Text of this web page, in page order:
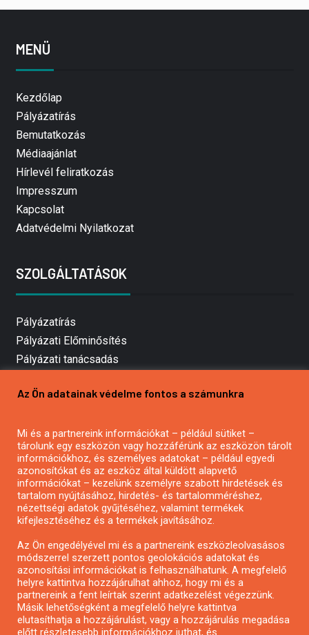
MENÜ
Kezdőlap
Pályázatírás
Bemutatkozás
Médiaajánlat
Hírlevél feliratkozás
Impresszum
Kapcsolat
Adatvédelmi Nyilatkozat
SZOLGÁLTATÁSOK
Pályázatírás
Pályázati Előminősítés
Pályázati tanácsadás
Mezőgazdasági pályázatírás
Pályázatírás civil szervezeteknek
Pályázatírás önkormányzatoknak
Pályázatfigyelés
Specifikus pályázatfigyelés vagy hírlevél
Pályázatok magánszemélyeknek
Pályázatok civil szervezeteknek
Pályázatok vállalkozásoknak
Az Ön adatainak védelme fontos a számunkra
Mi és a partnereink információkat – például sütiket –
tárolunk egy eszközön vagy hozzáférünk az eszközön tárolt
információkhoz, és személyes adatokat – például egyedi
azonosítókat és az eszköz által küldött alapvető
információkat – kezelünk személyre szabott hirdetések és
tartalom nyújtásához, hirdetés- és tartalomméréshez,
nézettségi adatok gyűjtéséhez, valamint termékek
kifejlesztéséhez és a termékek javításához.
Az Ön engedélyével mi és a partnereink eszközleolvasásos
módszerrel szerzett pontos geolokációs adatokat és
azonosítási információkat is felhasználhatunk. A megfelelő
helyre kattintva hozzájárulhat ahhoz, hogy mi és a
partnereink a fent leírtak szerint adatkezelést végezzünk.
Másik lehetőségként a megfelelő helyre kattintva
elutasíthatja a hozzájárulást, vagy a hozzájárulás megadása
előtt részletesebb információkhoz juthat, és